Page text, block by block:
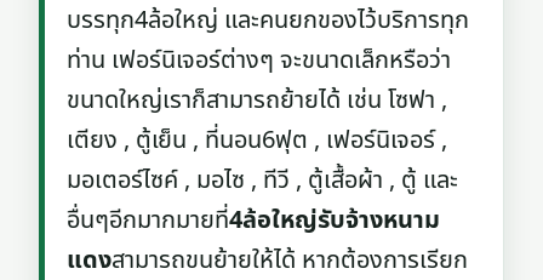
บรรทุก4ล้อใหญ่ และคนยกของไว้บริการทุก
ท่าน เฟอร์นิเจอร์ต่างๆ จะขนาดเล็กหรือว่า
ขนาดใหญ่เราก็สามารถย้ายได้ เช่น โซฟา ,
เตียง , ตู้เย็น , ที่นอน6ฟุต , เฟอร์นิเจอร์ ,
มอเตอร์ไซค์ , มอไซ , ทีวี , ตู้เสื้อผ้า , ตู้ และ
อื่นๆอีกมากมายที่4ล้อใหญ่รับจ้างหนาม
แดงสามารถขนย้ายให้ได้ หากต้องการเรียก